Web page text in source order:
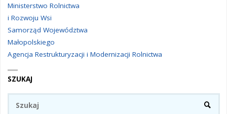
Ministerstwo Rolnictwa
i Rozwoju Wsi
Samorząd Województwa
Małopolskiego
Agencja Restrukturyzacji i Modernizacji Rolnictwa
SZUKAJ